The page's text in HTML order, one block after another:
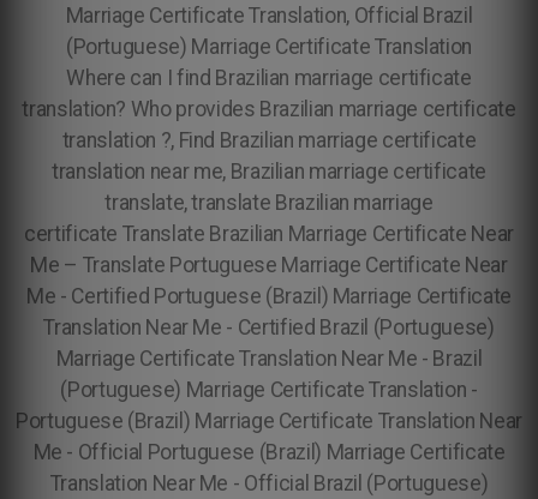
Marriage Certificate Translation, Official Brazil
(Portuguese) Marriage Certificate Translation
Where can I find Brazilian marriage certificate
translation? Who provides Brazilian marriage certificate
translation ?, Find Brazilian marriage certificate
translation near me, Brazilian marriage certificate
translate, translate Brazilian marriage
certificate Translate Brazilian Marriage Certificate Near
Me – Translate Portuguese Marriage Certificate Near
Me - Certified Portuguese (Brazil) Marriage Certificate
Translation Near Me - Certified Brazil (Portuguese)
Marriage Certificate Translation Near Me - Brazil
(Portuguese) Marriage Certificate Translation -
Portuguese (Brazil) Marriage Certificate Translation Near
Me - Official Portuguese (Brazil) Marriage Certificate
Translation Near Me - Official Brazil (Portuguese)